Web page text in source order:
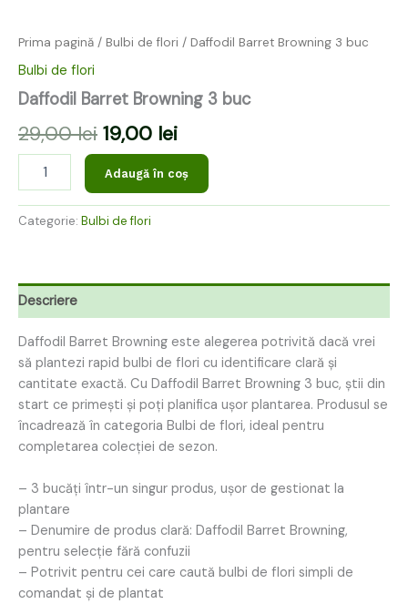
Prima pagină / Bulbi de flori / Daffodil Barret Browning 3 buc
Bulbi de flori
Daffodil Barret Browning 3 buc
29,00lei 19,00 lei
Adaugă în coș
Categorie: Bulbi de flori
Descriere
Daffodil Barret Browning este alegerea potrivită dacă vrei
să plantezi rapid bulbi de flori cu identificare clară și
cantitate exactă. Cu Daffodil Barret Browning 3 buc, știi din
start ce primești și poți planifica ușor plantarea. Produsul se
încadrează în categoria Bulbi de flori, ideal pentru
completarea colecției de sezon.
– 3 bucăți într-un singur produs, ușor de gestionat la
plantare
– Denumire de produs clară: Daffodil Barret Browning,
pentru selecție fără confuzii
– Potrivit pentru cei care caută bulbi de flori simpli de
comandat și de plantat